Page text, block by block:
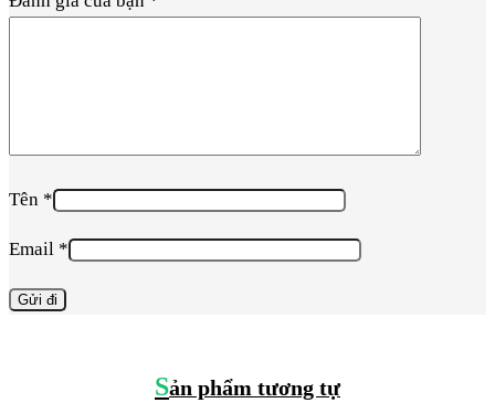
Tên *
Email *
Sản phẩm tương tự